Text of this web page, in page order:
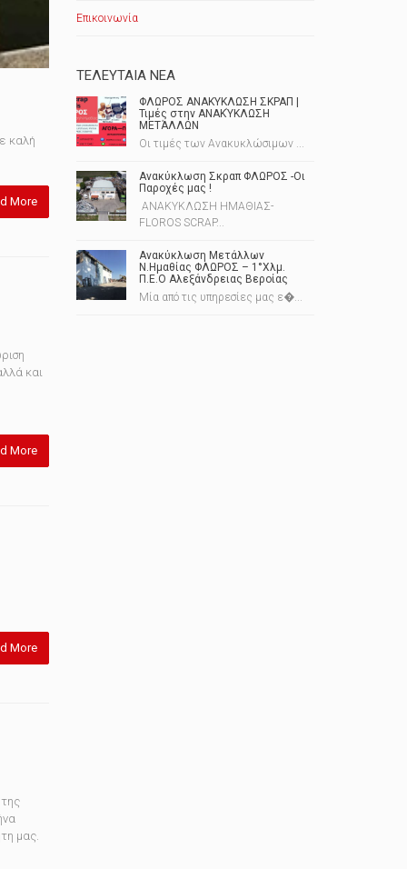
καλή
More
και
More
More
μας.
Επικοινωνία
ΤΕΛΕΥΤΑΊΑ ΝΈΑ
ΦΛΩΡΟΣ ΑΝΑΚΥΚΛΩΣΗ ΣΚΡΑΠ |
Τιμές στην ΑΝΑΚΎΚΛΩΣΗ
ΜΕΤΆΛΛΩΝ
Οι τιμές των Ανακυκλώσιμων ...
Ανακύκλωση Σκραπ ΦΛΩΡΟΣ -Οι
Παροχές μας !
ΑΝΑΚΥΚΛΩΣΗ ΗΜΑΘΙΑΣ-
FLOROS SCRAP...
Ανακύκλωση Μετάλλων
Ν.Ημαθίας ΦΛΩΡΟΣ – 1°Χλμ.
Π.Ε.Ο Αλεξάνδρειας Βεροίας
Μία από τις υπηρεσίες μας ε�...